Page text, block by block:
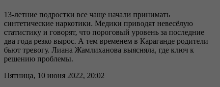
13-летние подростки все чаще начали принимать
синтетические наркотики. Медики приводят невесёлую
статистику и говорят, что пороговый уровень за последние
два года резко вырос. А тем временем в Караганде родители
бьют тревогу. Лиана Жамлиханова выясняла, где ключ к
решению проблемы.
Пятница, 10 июня 2022, 20:02